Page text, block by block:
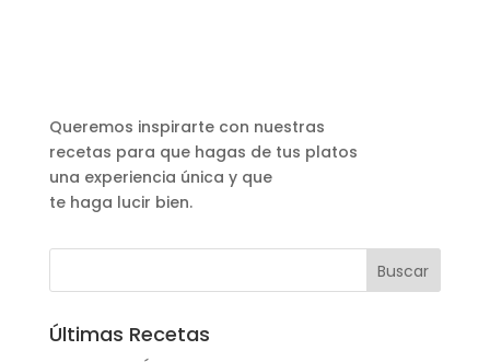
Queremos inspirarte con nuestras
recetas para que hagas de tus platos
una experiencia única y que
te haga lucir bien.
Últimas Recetas